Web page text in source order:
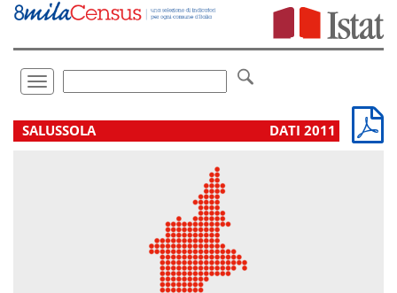
Vai
direttamente
Toggle
navigation
.
SALUSSOLA DATI 2011